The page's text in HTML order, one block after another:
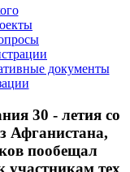
документы
30 - летия со
Афганистана,
пообещал
участникам тех